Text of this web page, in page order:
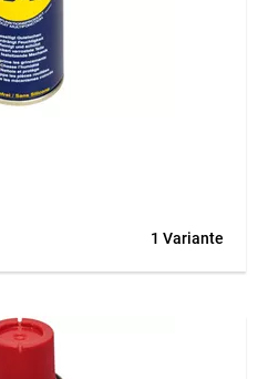
Getriebeteile,
Werkzeuge und
Werkstatt, Industrie und
Multifunktionsprodukt für
Haushalt und viele weitere
Mechanismen,
für zahlreiche alltägliche
Reinigen, Schützen oder
hilft, quietschende
1 Variante